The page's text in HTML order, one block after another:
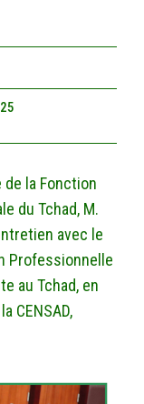
de la Fonction
du Tchad, M.
avec le
Professionnelle
au Tchad, en
CENSAD,